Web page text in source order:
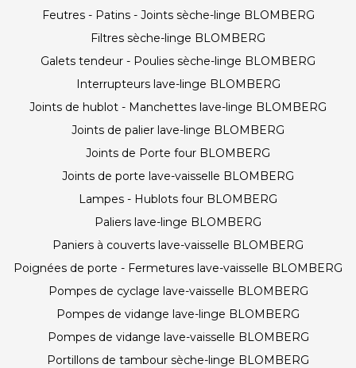
Feutres - Patins - Joints sèche-linge BLOMBERG
Filtres sèche-linge BLOMBERG
Galets tendeur - Poulies sèche-linge BLOMBERG
Interrupteurs lave-linge BLOMBERG
Joints de hublot - Manchettes lave-linge BLOMBERG
Joints de palier lave-linge BLOMBERG
Joints de Porte four BLOMBERG
Joints de porte lave-vaisselle BLOMBERG
Lampes - Hublots four BLOMBERG
Paliers lave-linge BLOMBERG
Paniers à couverts lave-vaisselle BLOMBERG
Poignées de porte - Fermetures lave-vaisselle BLOMBERG
Pompes de cyclage lave-vaisselle BLOMBERG
Pompes de vidange lave-linge BLOMBERG
Pompes de vidange lave-vaisselle BLOMBERG
Portillons de tambour sèche-linge BLOMBERG